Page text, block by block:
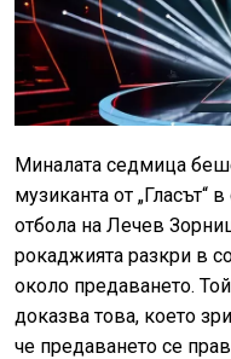
Миналата седмица
музиканта от „Гласът“
отбола на Лечев
рокаджията разкри в
около предаването.
доказва това, което
че предаването се